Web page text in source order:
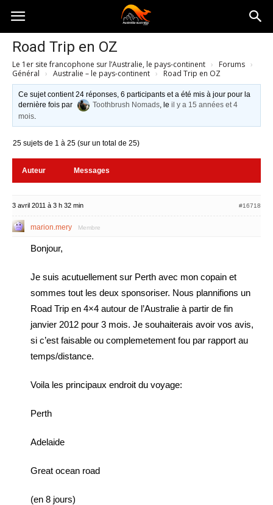
Australia-
australie.com
Road Trip en OZ
Le 1er site francophone sur l’Australie, le pays-continent › Forums ›
Général › Australie – le pays-continent › Road Trip en OZ
Ce sujet contient 24 réponses, 6 participants et a été mis à jour pour la
dernière fois par
Toothbrush Nomads, leil y a 15 années et 4
mois.
25 sujets de 1 à 25 (sur un total de 25)
Auteur Messages
3 avril 2011 à 3 h 32 min #16718
marion.mery Membre
Bonjour,
Je suis acutuellement sur Perth avec mon copain et
sommes tout les deux sponsoriser. Nous plannifions un
Road Trip en 4×4 autour de l’Australie à partir de fin
janvier 2012 pour 3 mois. Je souhaiterais avoir vos avis,
si c’est faisable ou complemetement fou par rapport au
temps/distance.
Voila les principaux endroit du voyage:
Perth
Adelaide
Great ocean road
(en 8 jours)